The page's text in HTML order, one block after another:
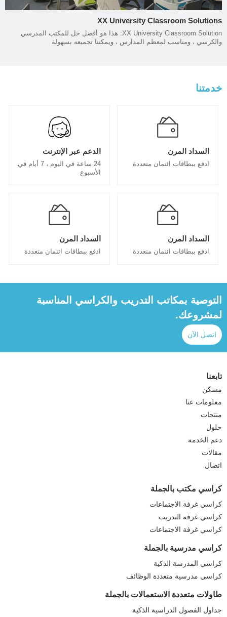
XX University Classroom Solutions
XX University Classroom Solution: هذا هو أفضل حل للمكتب المدرسي
والكرسي ، ومناسب لمعظم المدارس ، ويمكننا تجميعه بسهولة
خدمتنا
السداد المرن
ادفع ببطاقات ائتمان متعددة
الدعم عبر الإنترنت
24 ساعة في اليوم ، 7 أيام في
الأسبوع
السداد المرن
ادفع ببطاقات ائتمان متعددة
السداد المرن
ادفع ببطاقات ائتمان متعددة
التوصية بمكاتب التدريب والكراسي المناسبة
لمشروعك.
اتصل الآن
تابعنا
مسكن
معلومات عنا
منتجات
حلول
دعم الخدمة
مقالات
اتصال
كراسي مكتب بالجملة
كراسي غرفة الاجتماعات
كراسي غرفة التدريب
كراسي غرفة الاجتماعات
كراسي مدرسية بالجملة
كراسي المدرسة الذكية
كراسي مدرسية متعددة الوظائف
طاولات متعددة الاستعمالات بالجملة
جداول الفصول الدراسية الذكية